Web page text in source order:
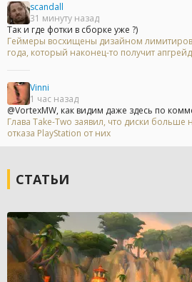
scandall
31 минуту назад
Так и где фотки в сборке уже ?)
Геймеры восхищены дизайном
года, который наконец-то получит апгрейд
Vinni
1 час назад
@VortexMW, как видим даже здесь по
Глава Take-Two заявил, что диски
отказа PlayStation от них
СТАТЬИ